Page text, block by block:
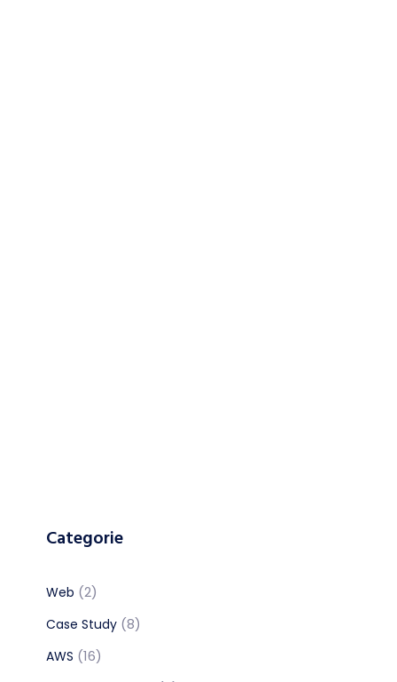
Categorie
Web (2)
Case Study (8)
AWS (16)